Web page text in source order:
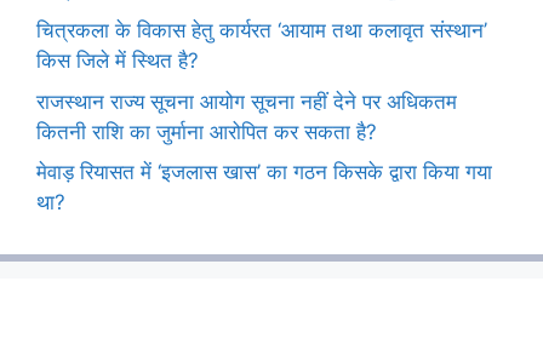
चित्रकला के विकास हेतु कार्यरत ‘आयाम तथा कलावृत संस्थान’
किस जिले में स्थित है?
राजस्थान राज्य सूचना आयोग सूचना नहीं देने पर अधिकतम
कितनी राशि का जुर्माना आरोपित कर सकता है?
मेवाड़ रियासत में ‘इजलास खास’ का गठन किसके द्वारा किया गया
था?